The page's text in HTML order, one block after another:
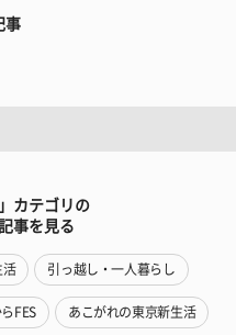
事
カテゴリの
事を見る
活 引っ越し・一人暮らし
FES あこがれの東京新生活